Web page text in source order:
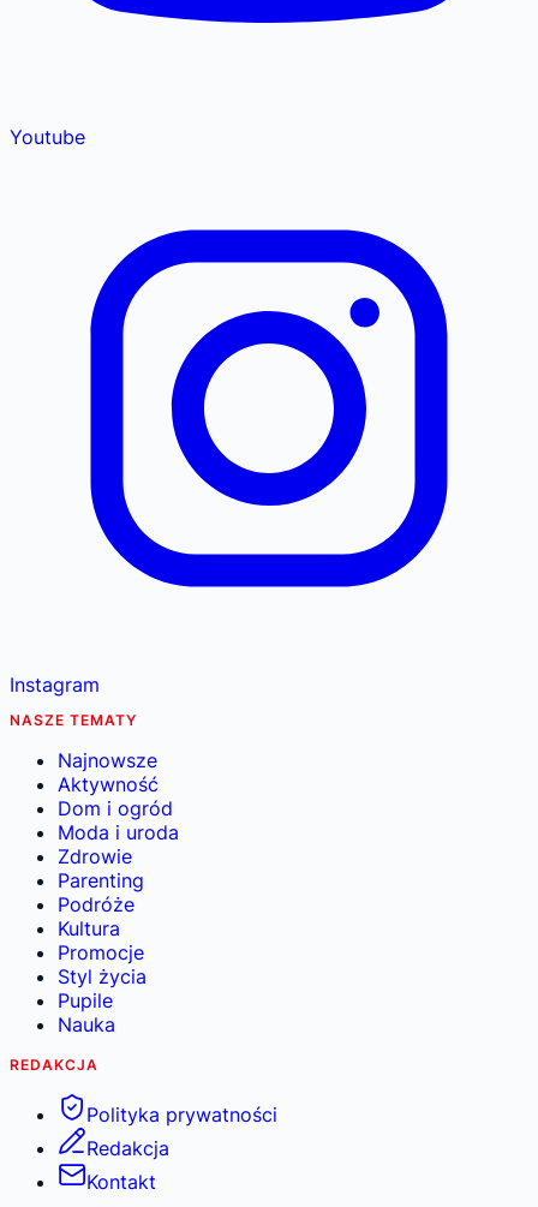
Youtube
Instagram
NASZE TEMATY
Najnowsze
Aktywność
Dom i ogród
Moda i uroda
Zdrowie
Parenting
Podróże
Kultura
Promocje
Styl życia
Pupile
Nauka
REDAKCJA
Polityka prywatności
Redakcja
Kontakt